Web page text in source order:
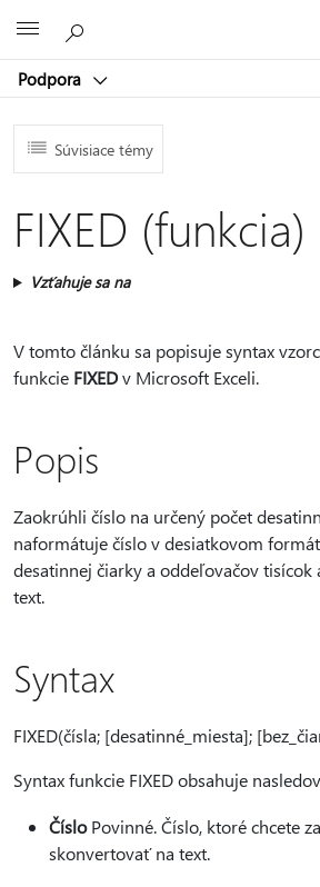
Podpora
Súvisiace témy
FIXED (funkcia)
Vzťahuje sa na
V tomto článku sa popisuje syntax
funkcie FIXEDv Microsoft Exceli.
Popis
Zaokrúhli číslo na určený počet
naformátuje číslo v desiatkovom
desatinnej čiarky a oddeľovačov tisícok
text.
Syntax
FIXED(čísla; [desatinné_miesta];
Syntax funkcie FIXED obsahuje
ČísloPovinné. Číslo, ktoré chcete
skonvertovať na text.